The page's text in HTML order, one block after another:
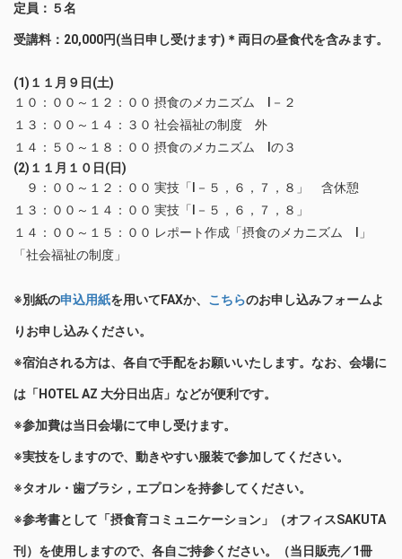
定員：５名
受講料：20,000円(当日申し受けます)＊両日の昼食代を含みます。
(1)１１月９日(土)
１０：００～１２：００ 摂食のメカニズム Ⅰ－２
１３：００～１４：３０ 社会福祉の制度 外
１４：５０～１８：００ 摂食のメカニズム Ⅰの３
(2)１１月１０日(日)
９：００～１２：００ 実技「Ⅰ－５，６，７，８」 含休憩
１３：００～１４：００ 実技「Ⅰ－５，６，７，８」
１４：００～１５：００ レポート作成「摂食のメカニズム Ⅰ」
「社会福祉の制度」
※別紙の申込用紙を用いてFAXか、 こちらのお申し込みフォームよ
りお申し込みください。
※宿泊される方は、各自で手配をお願いいたします。なお、会場に
は「HOTEL AZ 大分日出店」などが便利です。
※参加費は当日会場にて申し受けます。
※実技をしますので、動きやすい服装で参加してください。
※タオル・歯ブラシ，エプロンを持参してください。
※参考書として「摂食育コミュニケーション」（オフィスSAKUTA
刊）を使用しますので、各自ご持参ください。（当日販売／1冊